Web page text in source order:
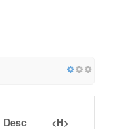
Desc <H>